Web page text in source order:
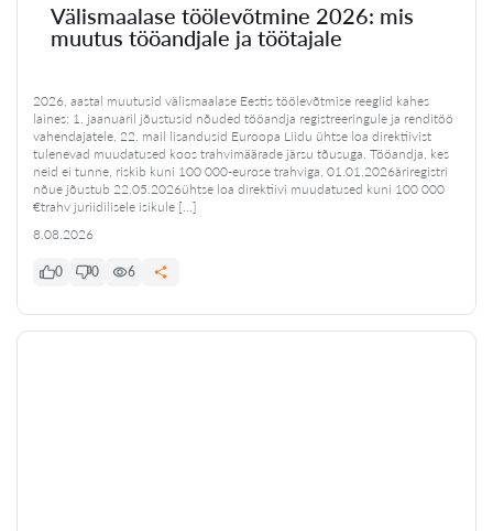
Välismaalase töölevõtmine 2026: mis
muutus tööandjale ja töötajale
2026. aastal muutusid välismaalase Eestis töölevõtmise reeglid kahes
laines: 1. jaanuaril jõustusid nõuded tööandja registreeringule ja renditöö
vahendajatele, 22. mail lisandusid Euroopa Liidu ühtse loa direktiivist
tulenevad muudatused koos trahvimäärade järsu tõusuga. Tööandja, kes
neid ei tunne, riskib kuni 100 000-eurose trahviga. 01.01.2026äriregistri
nõue jõustub 22.05.2026ühtse loa direktiivi muudatused kuni 100 000
€trahv juriidilisele isikule […]
8.08.2026
0 0 6